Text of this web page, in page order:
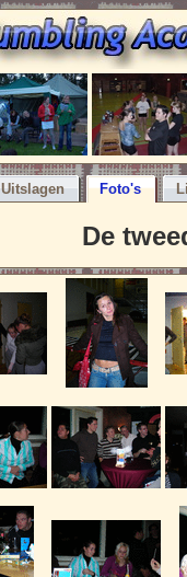
Uitslagen Foto's
De